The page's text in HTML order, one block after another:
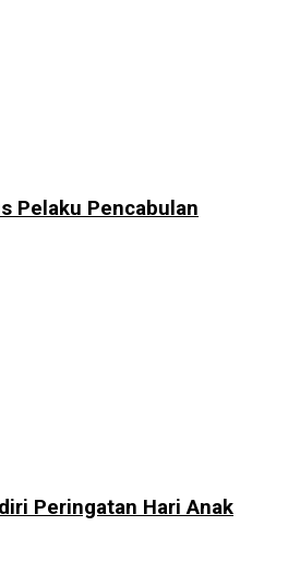
Pelaku Pencabulan
Peringatan Hari Anak